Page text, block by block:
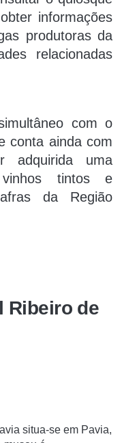
informações
produtoras da
relacionadas
com o
conta ainda com
adquirida uma
tintos e
da Região
Ribeiro de
situa-se em Pavia,